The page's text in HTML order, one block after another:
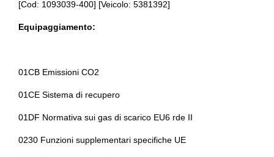
[Cod: 1093039-400] [Veicolo: 5381392]
Equipaggiamento:
01CB Emissioni CO2
01CE Sistema di recupero
01DF Normativa sui gas di scarico EU6 rde II
0230 Funzioni supplementari specifiche UE